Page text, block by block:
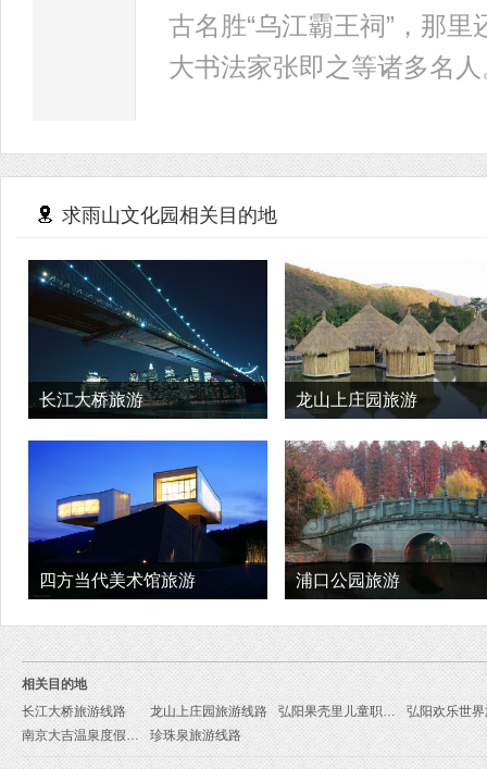
古名胜“乌江霸王祠”，那
大书法家张即之等诸多名
求雨山文化园相关目的地
长江大桥旅游 龙山上庄园旅游
四方当代美术馆旅游 浦口公园旅游
相关目的地
长江大桥旅游线路
龙山上庄园旅游线路
弘阳果壳里儿童职业体验中心旅游线路
南京大吉温泉度假村旅游线路
珍珠泉旅游线路